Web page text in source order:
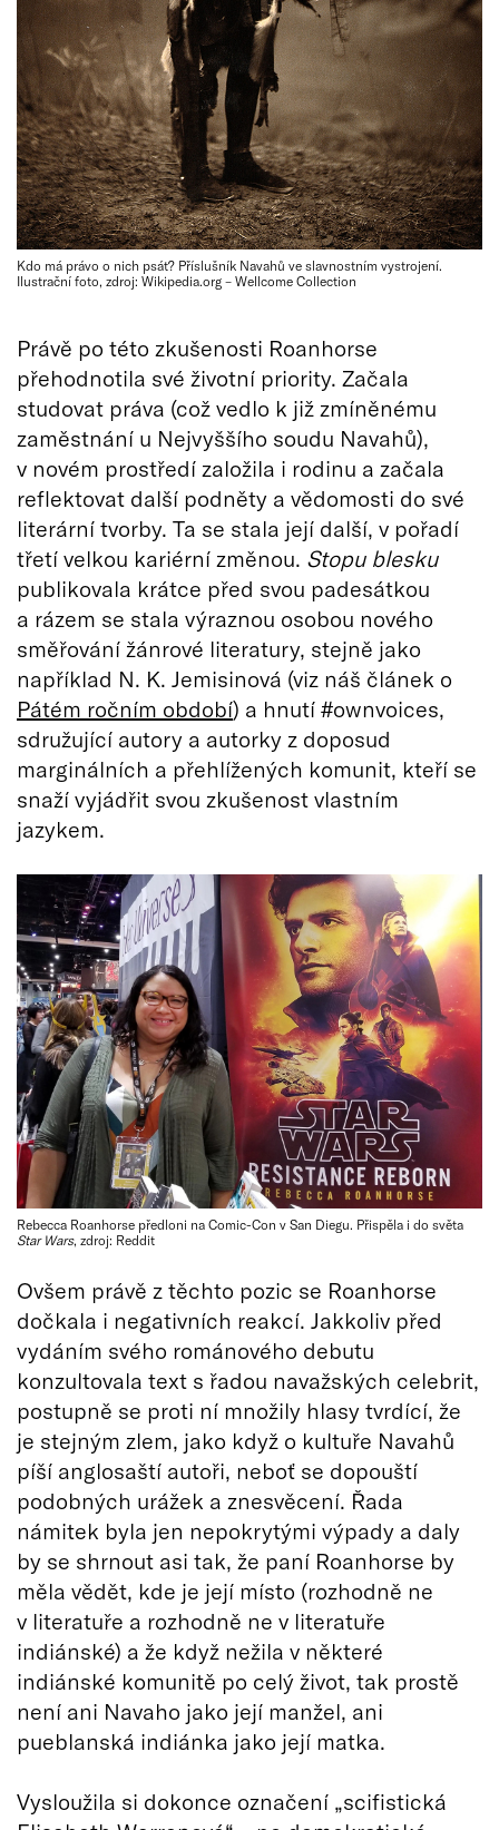
Kdo má právo o nich psát? Příslušník Navahů ve slavnostním vystrojení.
Ilustrační foto, zdroj: Wikipedia.org – Wellcome Collection
Právě po této zkušenosti Roanhorse
přehodnotila své životní priority. Začala
studovat práva (což vedlo k již zmíněnému
zaměstnání u Nejvyššího soudu Navahů),
v novém prostředí založila i rodinu a začala
reflektovat další podněty a vědomosti do své
literární tvorby. Ta se stala její další, v pořadí
třetí velkou kariérní změnou. Stopu blesku
publikovala krátce před svou padesátkou
a rázem se stala výraznou osobou nového
směřování žánrové literatury, stejně jako
například N. K. Jemisinová (viz náš článek o
Pátém ročním období) a hnutí #ownvoices,
sdružující autory a autorky z doposud
marginálních a přehlížených komunit, kteří se
snaží vyjádřit svou zkušenost vlastním
jazykem.
Rebecca Roanhorse předloni na Comic-Con v San Diegu. Přispěla i do světa
Star Wars, zdroj: Reddit
Ovšem právě z těchto pozic se Roanhorse
dočkala i negativních reakcí. Jakkoliv před
vydáním svého románového debutu
konzultovala text s řadou navažských celebrit,
postupně se proti ní množily hlasy tvrdící, že
je stejným zlem, jako když o kultuře Navahů
píší anglosaští autoři, neboť se dopouští
podobných urážek a znesvěcení. Řada
námitek byla jen nepokrytými výpady a daly
by se shrnout asi tak, že paní Roanhorse by
měla vědět, kde je její místo (rozhodně ne
v literatuře a rozhodně ne v literatuře
indiánské) a že když nežila v některé
indiánské komunitě po celý život, tak prostě
není ani Navaho jako její manžel, ani
pueblanská indiánka jako její matka.
Vysloužila si dokonce označení „scifistická